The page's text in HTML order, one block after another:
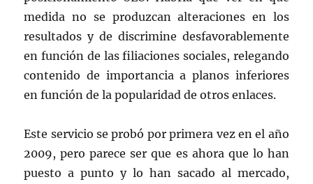
medida no se produzcan alteraciones en los
resultados y de discrimine desfavorablemente
en función de las filiaciones sociales, relegando
contenido de importancia a planos inferiores
en función de la popularidad de otros enlaces.
Este servicio se probó por primera vez en el año
2009, pero parece ser que es ahora que lo han
puesto a punto y lo han sacado al mercado,